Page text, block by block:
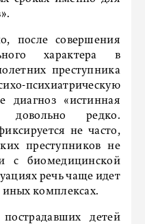
после совершения
характера в
преступника
психиатрическую
диагноз «истинная
довольно редко.
не часто,
преступников не
с биомедицинской
речь чаще идет
иных комплексах.
детей